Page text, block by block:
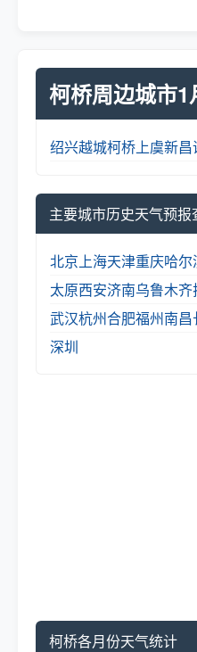
柯桥周边城市1
绍兴越城柯桥 上虞新昌
主要城市历史天气预报
北京 上海天津重庆哈尔
太原西安济南乌鲁木齐
武汉杭州合肥福州南昌
深圳
柯桥各月份天气统计